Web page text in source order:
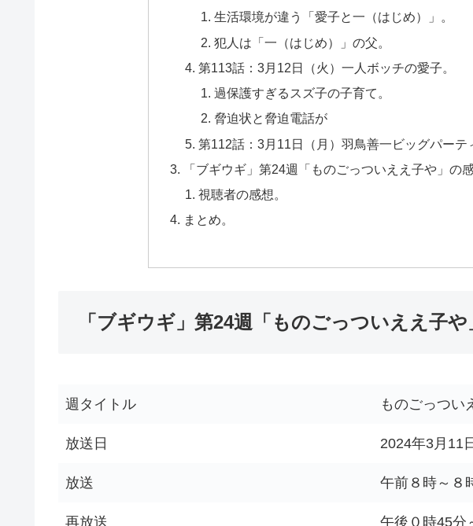
生活環境が違う「愛子と一（はじめ）」。
犯人は「一（はじめ）」の父。
第113話：3月12日（火）一人ボッチの愛子。
過保護すぎるスズ子の子育て。
脅迫状と脅迫電話が
第112話：3月11日（月）羽鳥善一ビッグパーテ
「ブギウギ」第24週「ものごっついええ子や」の感
視聴者の感想。
まとめ。
「ブギウギ」第24週「ものごっついええ子や
週タイトル ものごっつい
放送日 2024年3月11
放送 午前８時～８
再放送 午後０時45分